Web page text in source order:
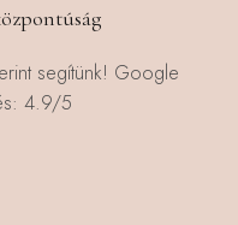
segítünk! Google
4.9/5